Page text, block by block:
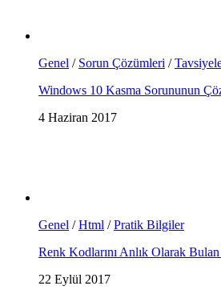
Genel / Sorun Çözümleri /
Windows 10 Kasma Sorununun
4 Haziran 2017
Genel /Html /Pratik Bilgiler
Renk Kodlarını Anlık Olarak Bulan
22 Eylül 2017